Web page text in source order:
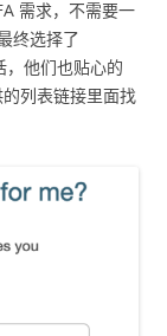
需求，不需要一
终选择了
，他们也贴心的
列表链接里面找